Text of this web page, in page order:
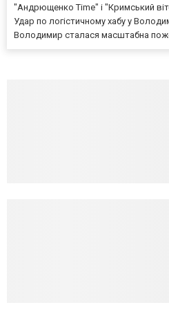
"Андрющенко Time" і "Кримський
Удар по логістичному хабу у
Володимир сталася масштабна